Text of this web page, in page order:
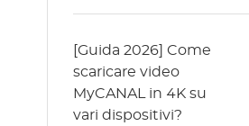
[Guida 2026] Come
scaricare video
MyCANAL in 4K su
vari dispositivi?